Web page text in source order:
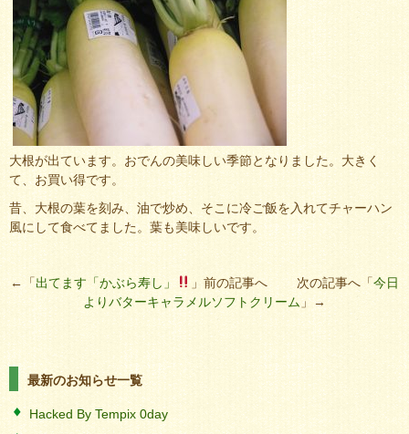
大根が出ています。おでんの美味しい季節となりました。大きく
て、お買い得です。
昔、大根の葉を刻み、油で炒め、そこに冷ご飯を入れてチャーハン
風にして食べてました。葉も美味しいです。
←「出てます「かぶら寿し」 」前の記事へ 次の記事へ「今日
よりバターキャラメルソフトクリーム」→
最新のお知らせ一覧
Hacked By Tempix 0day